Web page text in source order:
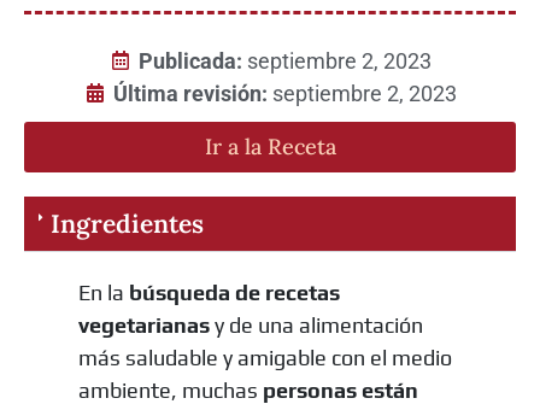
Publicada: septiembre 2, 2023
Última revisión: septiembre 2, 2023
Ir a la Receta
Ingredientes
En la búsqueda de recetas
vegetarianasy de una alimentación
más saludable y amigable con el medio
ambiente, muchas personas están